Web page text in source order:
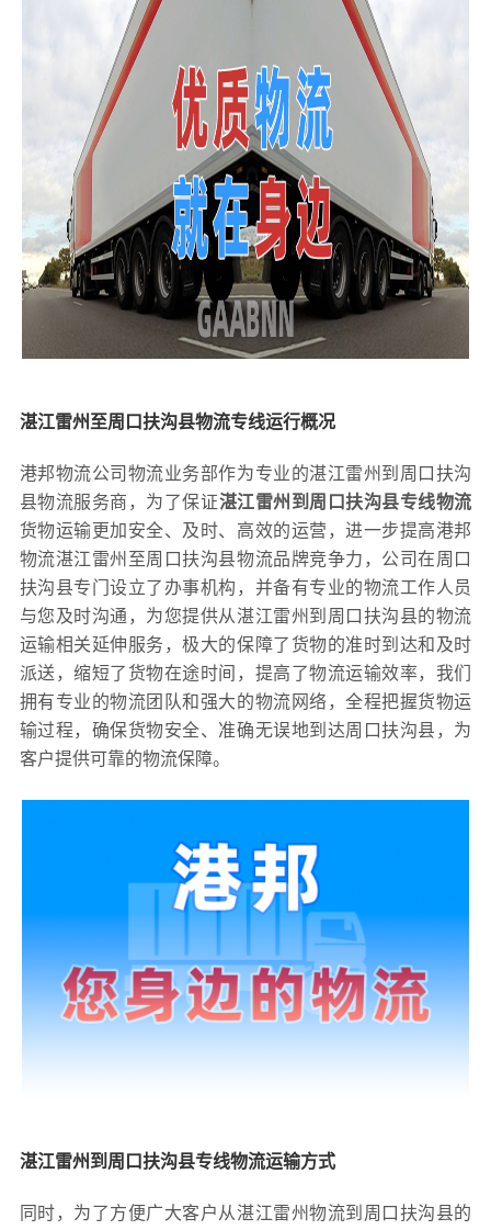
湛江雷州至周口扶沟县物流专线运行概况
港邦物流公司物流业务部作为专业的湛江雷州到周口扶沟
县物流服务商，为了保证湛江雷州到周口扶沟县专线物流
货物运输更加安全、及时、高效的运营，进一步提高港邦
物流湛江雷州至周口扶沟县物流品牌竞争力，公司在周口
扶沟县专门设立了办事机构，并备有专业的物流工作人员
与您及时沟通，为您提供从湛江雷州到周口扶沟县的物流
运输相关延伸服务，极大的保障了货物的准时到达和及时
派送，缩短了货物在途时间，提高了物流运输效率，我们
拥有专业的物流团队和强大的物流网络，全程把握货物运
输过程，确保货物安全、准确无误地到达周口扶沟县，为
客户提供可靠的物流保障。
湛江雷州到周口扶沟县专线物流运输方式
同时，为了方便广大客户从湛江雷州物流到周口扶沟县的